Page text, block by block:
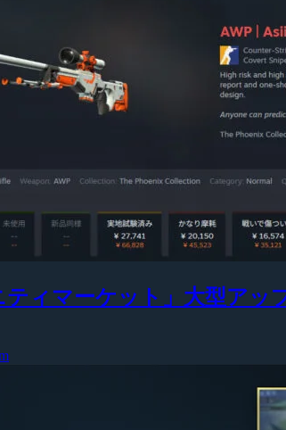
ティマーケット」大型ア